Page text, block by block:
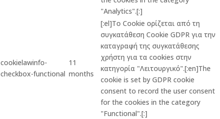
"Analytics".[:]
cookielawinfo-
checkbox-functional
11
months
[:el]Το Cookie ορίζεται από τη
συγκατάθεση Cookie GDPR για την
καταγραφή της συγκατάθεσης
χρήστη για τα cookies στην
κατηγορία "Λειτουργικό".[:en]The
cookie is set by GDPR cookie
consent to record the user consent
for the cookies in the category
"Functional".[:]